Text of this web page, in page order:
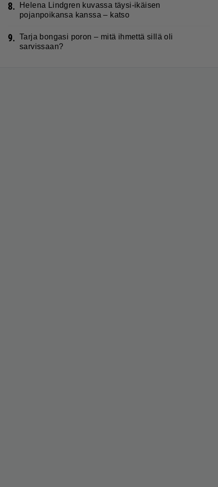
8.
Helena Lindgren kuvassa täysi-ikäisen
pojanpoikansa kanssa – katso
9. Tarja bongasi poron – mitä ihmettä sillä oli
sarvissaan?